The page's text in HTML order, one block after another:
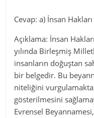
Cevap: a) İnsan
Açıklama: İnsan
yılında Birleşmiş
insanların doğuştan
bir belgedir. Bu
niteliğini
gösterilmesini
Evrensel